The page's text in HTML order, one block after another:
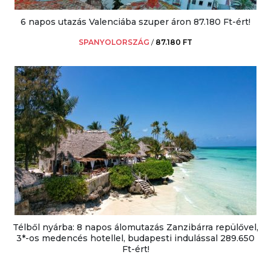
6 napos utazás Valenciába szuper áron 87.180 Ft-ért!
SPANYOLORSZÁG / 87.180 FT
Télből nyárba: 8 napos álomutazás Zanzibárra repülővel,
3*-os medencés hotellel, budapesti indulással 289.650
Ft-ért!